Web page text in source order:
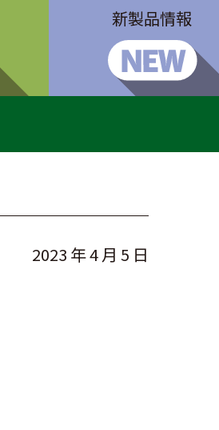
新製品情報
2023 年 4 月 5 日